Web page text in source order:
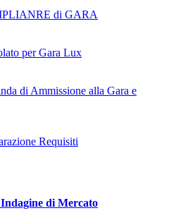
di GARA
per Gara Lux
di Ammissione alla Gara e
Requisiti
di Mercato